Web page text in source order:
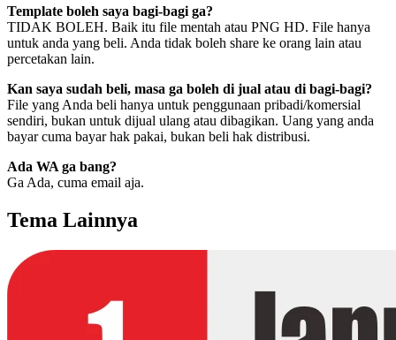
Template boleh saya bagi-bagi ga?
TIDAK BOLEH. Baik itu file mentah atau PNG HD. File hanya
untuk anda yang beli. Anda tidak boleh share ke orang lain atau
percetakan lain.
Kan saya sudah beli, masa ga boleh di jual atau di bagi-bagi?
File yang Anda beli hanya untuk penggunaan pribadi/komersial
sendiri, bukan untuk dijual ulang atau dibagikan. Uang yang anda
bayar cuma bayar hak pakai, bukan beli hak distribusi.
Ada WA ga bang?
Ga Ada, cuma email aja.
Tema Lainnya